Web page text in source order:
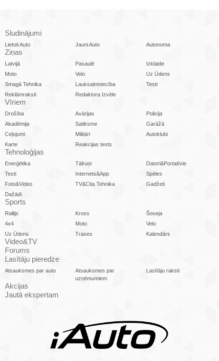
Sludinājumi
Lietoti Auto Jauni Auto Autonoma
Ziņas
Latvijā Pasaulē
Izklaide
Moto
Velo
Uz Ūdens
Smagā Tehnika
Lauksaimniecība
Testi
Reklāmraksti
Redaktora Izvēle
Vīriem
Drošība Avārijas
Policija
Akadēmija
Satiksme
Garāžā
Ceļojumi
Militāri
Autoklubi
Karte
Reakcijas tests
Tehnoloģijas
Enerģētika Tālruņi
Datori&Portatīvie
Testi
Internets&App
Spēles
Foto&Video
TV&Cita Tehnika
Gadžeti
Dažādi
Sports
Rallijs Kross
Šoseja
4x4
Moto
Velo
Uz Ūdens
Trases Kalendārs
Video&TV
Forums
Lasītāju pieredze
Atsauksmes par auto
Atsauksmes par
uzņēmumiem
Lasītāju raksti
Akcijas
Jautā ekspertam